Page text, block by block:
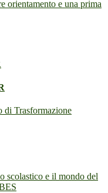
orientamento e una prima
di Trasformazione
scolastico e il mondo del